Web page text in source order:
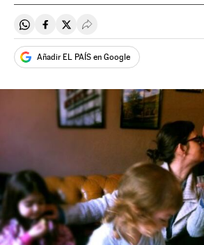
Compartir en Whatsapp
Compartir en Facebook
Compartir en Twitter
Desplegar Redes Sociales
Añadir EL PAÍS en Google